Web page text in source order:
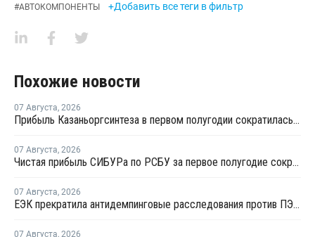
#АВТОКОМПОНЕНТЫ +Добавить все теги в фильтр
Похожие новости
07 Августа, 2026
Прибыль Казаньоргсинтеза в первом полугодии сократилась более чем в 2 раза
07 Августа, 2026
Чистая прибыль СИБУРа по РСБУ за первое полугодие сократилась в 3,6 раза
07 Августа, 2026
ЕЭК прекратила антидемпинговые расследования против ПЭ и ПП из Азербайджана и Туркменистана
07 Августа, 2026